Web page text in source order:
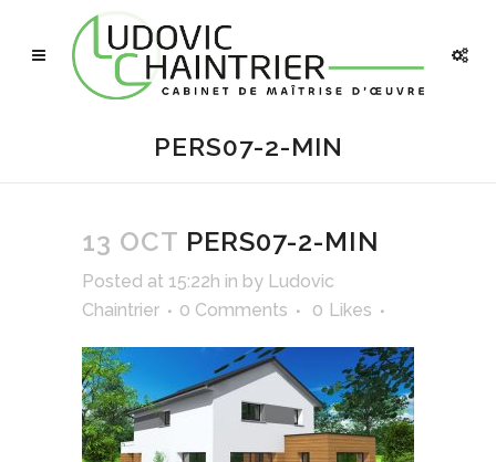
PERS07-2-MIN
13 OCT PERS07-2-MIN
Posted at 15:22h in by Ludovic
Chaintrier
0 Comments 0 Likes